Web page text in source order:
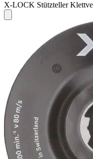
X-LOCK Stützteller